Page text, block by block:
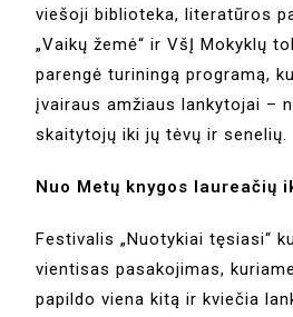
viešoji biblioteka, literatūros
„Vaikų žemė“ ir VšĮ Mokyklų
parengė turiningą programą,
įvairaus amžiaus lankytojai –
skaitytojų iki jų tėvų ir senelių.
Nuo Metų knygos laureačių
Festivalis „Nuotykiai tęsiasi“
vientisas pasakojimas,
papildo viena kitą ir kviečia